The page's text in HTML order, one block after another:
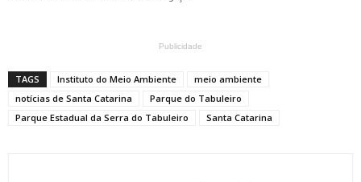
Publicidade
TAGS Instituto do Meio Ambiente
meio ambiente
notícias de Santa Catarina
Parque do Tabuleiro
Parque Estadual da Serra do Tabuleiro
Santa Catarina